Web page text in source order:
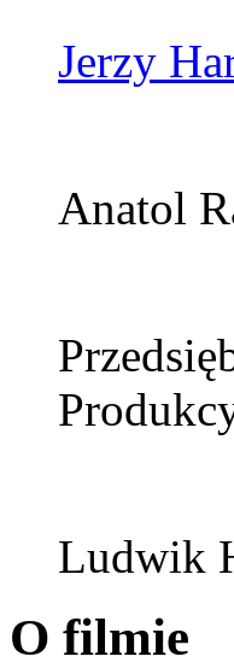
Jerzy
Anatol
Ludwik
O filmie